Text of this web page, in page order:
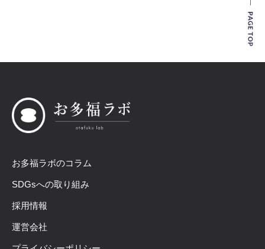
お多福ラボのコラム
SDGsへの取り組み
採用情報
運営会社